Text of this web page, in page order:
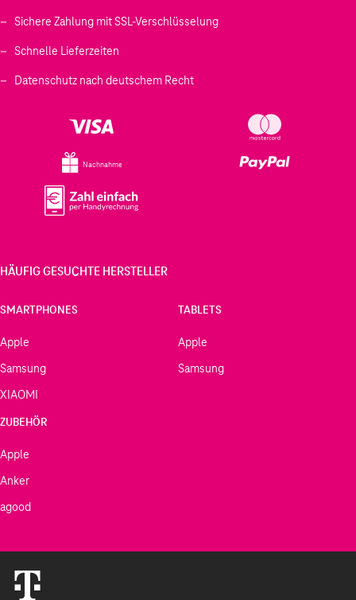
Sichere Zahlung mit SSL-Verschlüsselung
Schnelle Lieferzeiten
Datenschutz nach deutschem Recht
Nachnahme
HÄUFIG GESUCHTE HERSTELLER
SMARTPHONES
Apple
Samsung
XIAOMI
TABLETS
Apple
Samsung
ZUBEHÖR
Apple
Anker
agood